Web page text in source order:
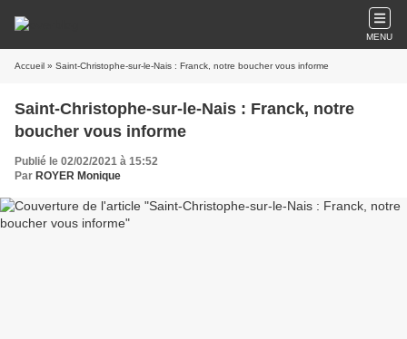
MENU
Accueil » Saint-Christophe-sur-le-Nais : Franck, notre boucher vous informe
Saint-Christophe-sur-le-Nais : Franck, notre
boucher vous informe
Publié le 02/02/2021 à 15:52
Par ROYER Monique